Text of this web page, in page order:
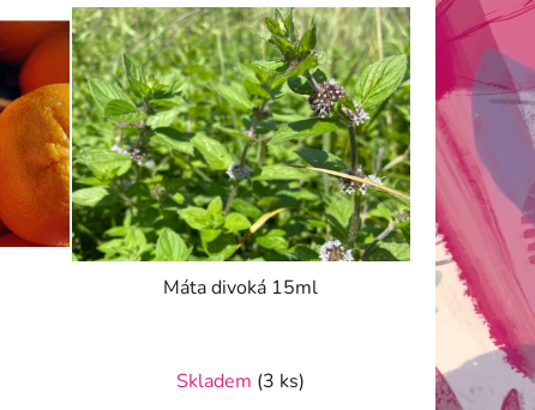
Máta divoká 15ml
Skladem (3 ks)